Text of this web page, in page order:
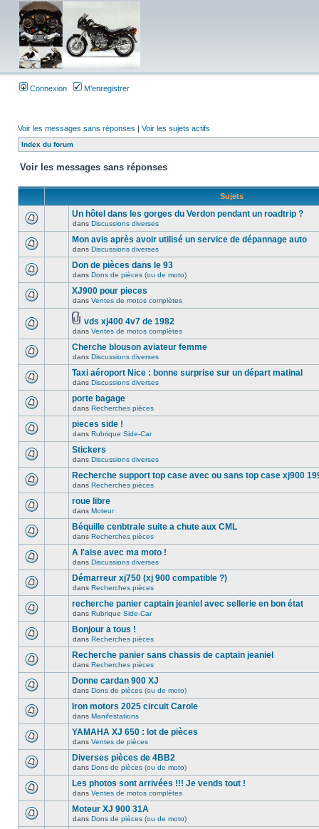
Connexion M’enregistrer
Voir les messages sans réponses | Voir les sujets actifs
Index du forum
Voir les messages sans réponses
Sujets
Un hôtel dans les gorges du Verdon pendant un roadtrip ?
dans Discussions diverses
Mon avis après avoir utilisé un service de dépannage auto
dans Discussions diverses
Don de pièces dans le 93
dans Dons de pièces (ou de moto)
XJ900 pour pieces
dans Ventes de motos complètes
vds xj400 4v7 de 1982
dans Ventes de motos complètes
Cherche blouson aviateur femme
dans Discussions diverses
Taxi aéroport Nice : bonne surprise sur un départ matinal
dans Discussions diverses
porte bagage
dans Recherches pièces
pieces side !
dans Rubrique Side-Car
Stickers
dans Discussions diverses
Recherche support top case avec ou sans top case xj900
dans Recherches pièces
roue libre
dans Moteur
Béquille cenbtrale suite a chute aux CML
dans Recherches pièces
A l'aise avec ma moto !
dans Discussions diverses
Démarreur xj750 (xj 900 compatible ?)
dans Recherches pièces
recherche panier captain jeaniel avec sellerie en bon état
dans Rubrique Side-Car
Bonjour a tous !
dans Recherches pièces
Recherche panier sans chassis de captain jeaniel
dans Recherches pièces
Donne cardan 900 XJ
dans Dons de pièces (ou de moto)
Iron motors 2025 circuit Carole
dans Manifestations
YAMAHA XJ 650 : lot de pièces
dans Ventes de pièces
Diverses pièces de 4BB2
dans Dons de pièces (ou de moto)
Les photos sont arrivées !!! Je vends tout !
dans Ventes de motos complètes
Moteur XJ 900 31A
dans Dons de pièces (ou de moto)